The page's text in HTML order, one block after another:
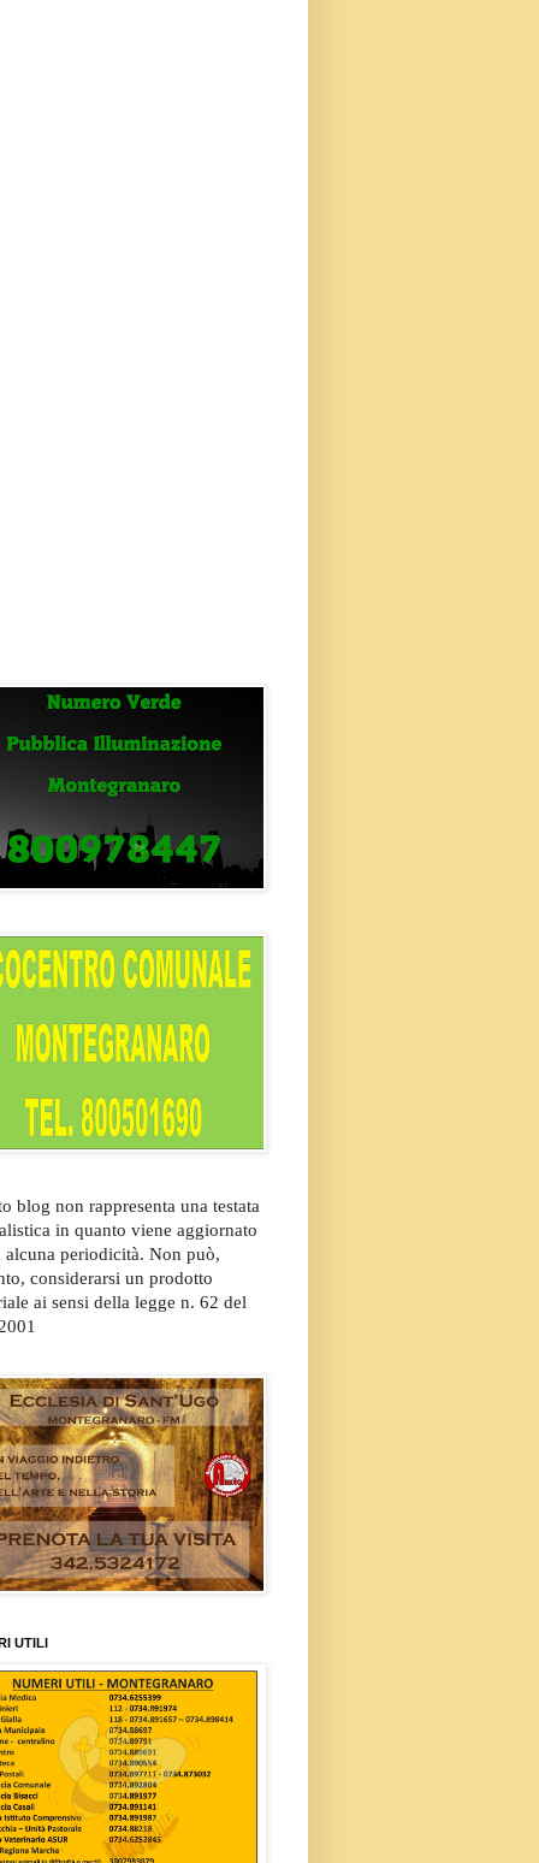
blog non rappresenta una testata
in quanto viene aggiornato
alcuna periodicità. Non può,
considerarsi un prodotto
ai sensi della legge n. 62 del
UTILI